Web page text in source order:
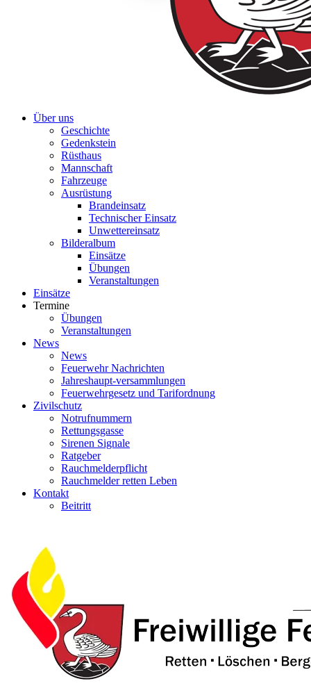
Über uns
Geschichte
Gedenkstein
Rüsthaus
Mannschaft
Fahrzeuge
Ausrüstung
Brandeinsatz
Technischer Einsatz
Unwettereinsatz
Bilderalbum
Einsätze
Übungen
Veranstaltungen
Einsätze
Termine
Übungen
Veranstaltungen
News
News
Feuerwehr Nachrichten
Jahreshaupt-versammlungen
Feuerwehrgesetz und Tarifordnung
Zivilschutz
Notrufnummern
Rettungsgasse
Sirenen Signale
Ratgeber
Rauchmelderpflicht
Rauchmelder retten Leben
Kontakt
Beitritt